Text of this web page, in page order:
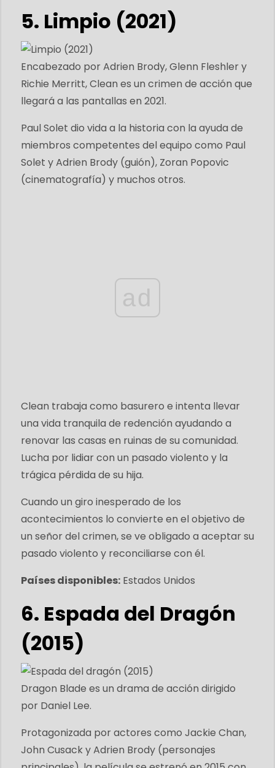
5. Limpio (2021)
Encabezado por Adrien Brody, Glenn Fleshler y
Richie Merritt, Clean es un crimen de acción que
llegará a las pantallas en 2021.
Paul Solet dio vida a la historia con la ayuda de
miembros competentes del equipo como Paul
Solet y Adrien Brody (guión), Zoran Popovic
(cinematografía) y muchos otros.
ad
Clean trabaja como basurero e intenta llevar
una vida tranquila de redención ayudando a
renovar las casas en ruinas de su comunidad.
Lucha por lidiar con un pasado violento y la
trágica pérdida de su hija.
Cuando un giro inesperado de los
acontecimientos lo convierte en el objetivo de
un señor del crimen, se ve obligado a aceptar su
pasado violento y reconciliarse con él.
Países disponibles: Estados Unidos
6. Espada del Dragón
(2015)
Dragon Blade es un drama de acción dirigido
por Daniel Lee.
Protagonizada por actores como Jackie Chan,
John Cusack y Adrien Brody (personajes